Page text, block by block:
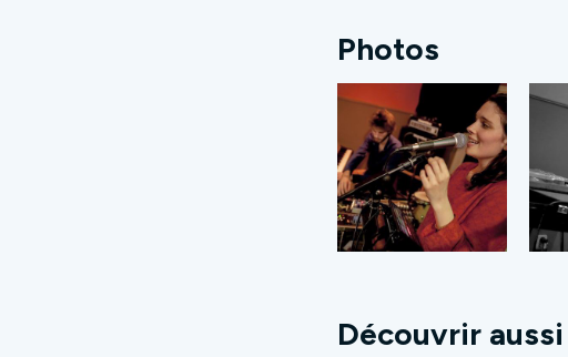
Photos
Découvrir aussi